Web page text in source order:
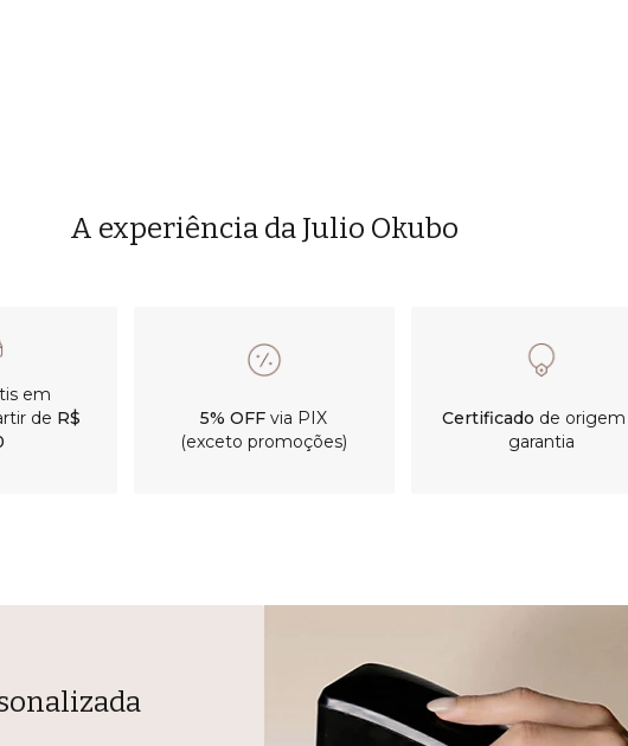
A experiência da Julio Okubo
em
de R$
5% OFF via PIX
(exceto promoções)
Certificado de origem
garantia